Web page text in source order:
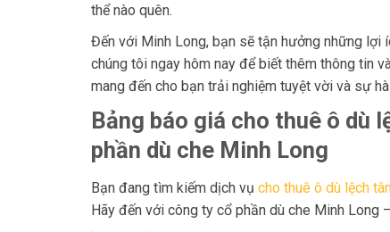
thể nào quên.
Đến với Minh Long, bạn sẽ tận hưởng những lợi
chúng tôi ngay hôm nay để biết thêm thông tin
mang đến cho bạn trải nghiệm tuyệt vời và sự
Bảng báo giá cho thuê ô dù
phần dù che Minh Long
Bạn đang tìm kiếm dịch vụ cho thuê ô dù lệch
Hãy đến với công ty cổ phần dù che Minh Long